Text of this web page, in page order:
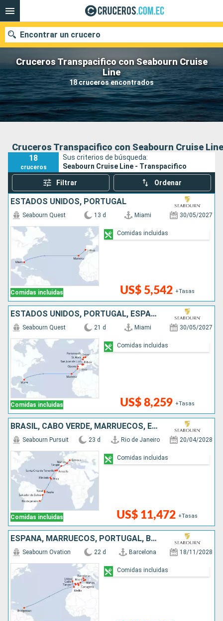
Cruceros Transpacifico con Seabourn Cruise
Line
18 cruceros encontrados
Encontrar un crucero
Nuestros destinos
Fecha de salida
Buscar
Cruceros Transpacifico con Seabourn Cruise Line
18
cruceros
Sus criterios de búsqueda:
Seabourn Cruise Line - Transpacifico
Filtrar Ordenar
ESTADOS UNIDOS, PORTUGAL
Comidas incluidas
Seabourn Quest 13 d Miami 30/05/2027
US$ 5,542 +Tasas
Comidas incluidas
ESTADOS UNIDOS, PORTUGAL, ESPAÑA, FRANCIA, REINO UNIDO
Comidas incluidas
Seabourn Quest 21 d Miami 30/05/2027
US$ 8,259 +Tasas
Comidas incluidas
BRASIL, CABO VERDE, MARRUECOS, ESPAÑA, ITALIA
Comidas incluidas
Seabourn Pursuit 23 d Rio de Janeiro 20/04/2028
US$ 11,472 +Tasas
Comidas incluidas
ESPAÑA, MARRUECOS, PORTUGAL, BARBADOS
Seabourn Ovation 22 d Barcelona 18/11/2028
Comidas incluidas